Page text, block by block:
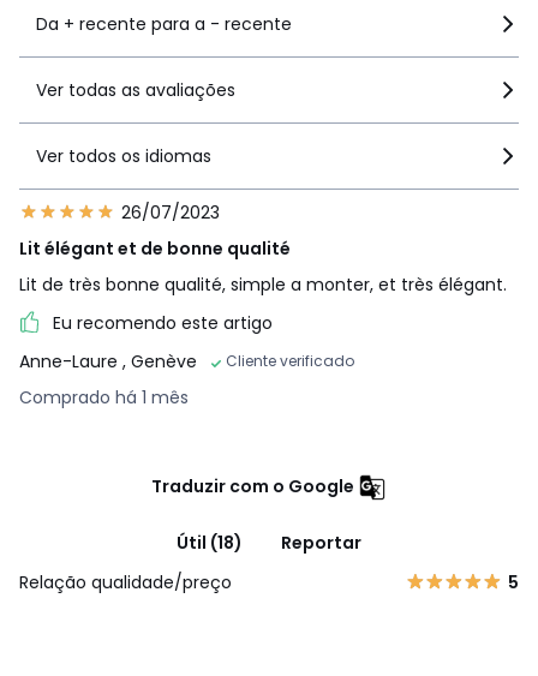
Da + recente para a - recente
Ver todas as avaliações
Ver todos os idiomas
26/07/2023
Lit élégant et de bonne qualité
Lit de très bonne qualité, simple a monter, et très élégant.
Eu recomendo este artigo
Anne-Laure , Genève Cliente verificado
Comprado há 1 mês
Traduzir com o Google
Útil (18)
Reportar
Relação qualidade/preço
5